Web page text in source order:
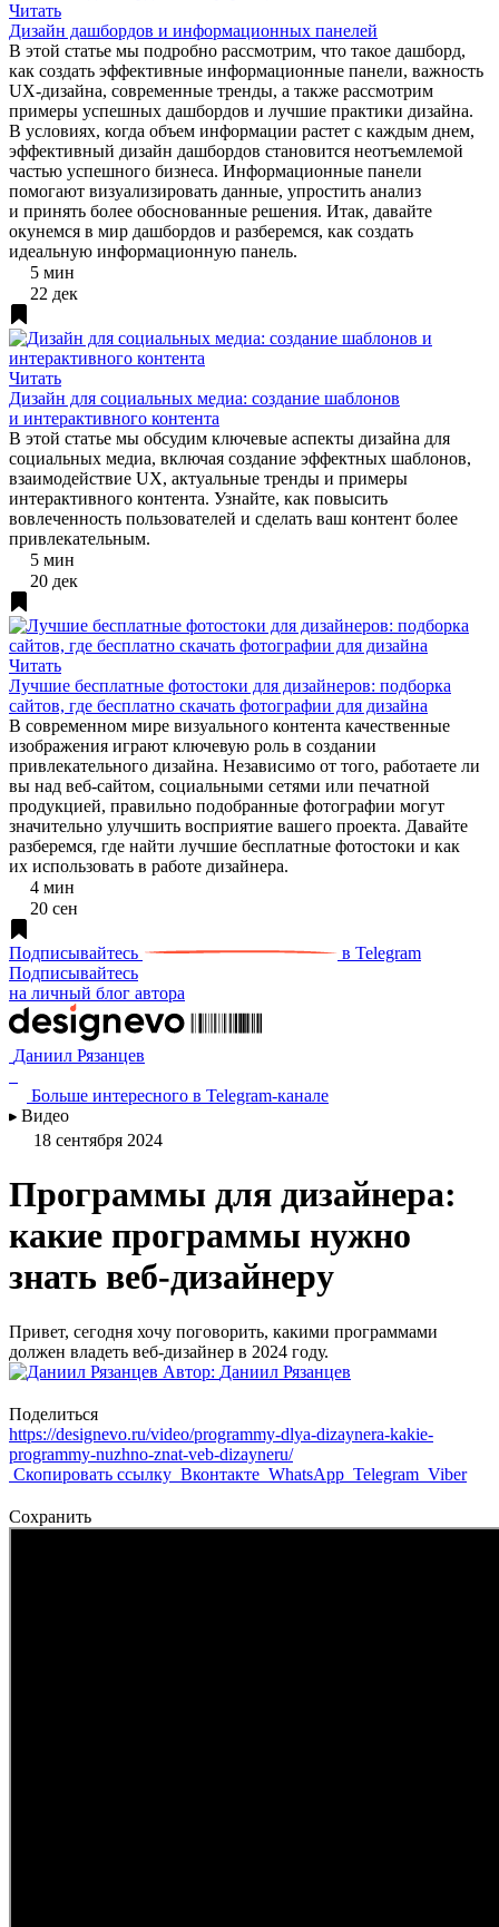
Читать
Дизайн дашбордов и информационных панелей
В этой статье мы подробно рассмотрим, что такое дашборд,
как создать эффективные информационные панели, важность
UX-дизайна, современные тренды, а также рассмотрим
примеры успешных дашбордов и лучшие практики дизайна.
В условиях, когда объем информации растет с каждым днем,
эффективный дизайн дашбордов становится неотъемлемой
частью успешного бизнеса. Информационные панели
помогают визуализировать данные, упростить анализ
и принять более обоснованные решения. Итак, давайте
окунемся в мир дашбордов и разберемся, как создать
идеальную информационную панель.
5 мин
22 дек
Читать
Дизайн для социальных медиа: создание шаблонов
и интерактивного контента
В этой статье мы обсудим ключевые аспекты дизайна для
социальных медиа, включая создание эффектных шаблонов,
взаимодействие UX, актуальные тренды и примеры
интерактивного контента. Узнайте, как повысить
вовлеченность пользователей и сделать ваш контент более
привлекательным.
5 мин
20 дек
Читать
Лучшие бесплатные фотостоки для дизайнеров: подборка
сайтов, где бесплатно скачать фотографии для дизайна
В современном мире визуального контента качественные
изображения играют ключевую роль в создании
привлекательного дизайна. Независимо от того, работаете ли
вы над веб-сайтом, социальными сетями или печатной
продукцией, правильно подобранные фотографии могут
значительно улучшить восприятие вашего проекта. Давайте
разберемся, где найти лучшие бесплатные фотостоки и как
их использовать в работе дизайнера.
4 мин
20 сен
Подписывайтесь
в Telegram
Подписывайтесь
на личный блог автора
Даниил Рязанцев
Больше интересного в Telegram‑канале
Видео
18 сентября 2024
Программы для дизайнера:
какие программы нужно
знать веб-дизайнеру
Привет, сегодня хочу поговорить, какими программами
должен владеть веб-дизайнер в 2024 году.
Автор: Даниил Рязанцев
Поделиться
https://designevo.ru/video/programmy-dlya-dizaynera-kakie-
programmy-nuzhno-znat-veb-dizayneru/
Скопировать ссылку Вконтакте WhatsApp Telegram Viber
Сохранить